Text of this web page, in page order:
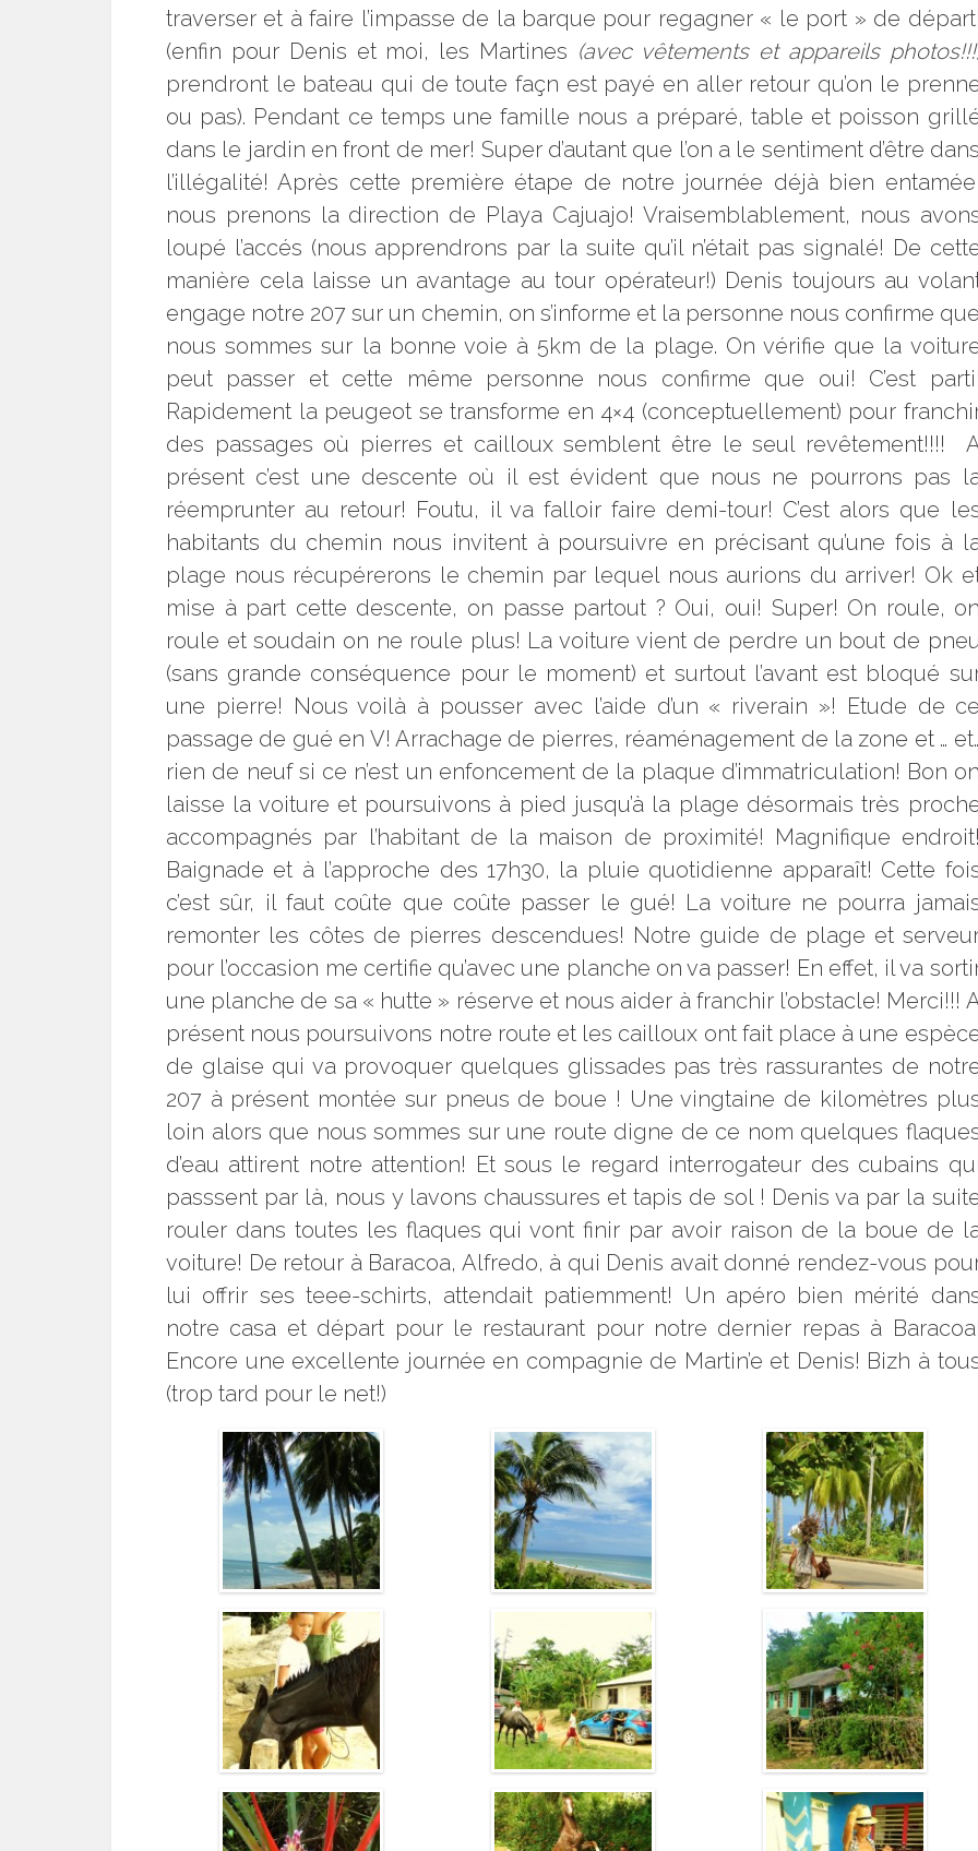
traverser et à faire l’impasse de la barque pour regagner « le port » de départ!
(enfin pour Denis et moi, les Martines (avec vêtements et appareils
prendront le bateau qui de toute façn est payé en aller retour qu’on le
ou pas). Pendant ce temps une famille nous a préparé, table et poisson
dans le jardin en front de mer! Super d’autant que l’on a le sentiment d’être dans
l’illégalité! Après cette première étape de notre journée déjà bien entamée,
nous prenons la direction de Playa Cajuajo! Vraisemblablement, nous
loupé l’accés (nous apprendrons par la suite qu’il n’était pas signalé! De
manière cela laisse un avantage au tour opérateur!) Denis toujours au
engage notre 207 sur un chemin, on s’informe et la personne nous confirme que
nous sommes sur la bonne voie à 5km de la plage. On vérifie que la
peut passer et cette même personne nous confirme que oui! C’est parti!
Rapidement la peugeot se transforme en 4×4 (conceptuellement) pour
des passages où pierres et cailloux semblent être le seul revêtement!!!!
présent c’est une descente où il est évident que nous ne pourrons pas
réemprunter au retour! Foutu, il va falloir faire demi-tour! C’est alors que
habitants du chemin nous invitent à poursuivre en précisant qu’une fois à
plage nous récupérerons le chemin par lequel nous aurions du arriver! Ok
mise à part cette descente, on passe partout ? Oui, oui! Super! On roule, on
roule et soudain on ne roule plus! La voiture vient de perdre un bout de pneu
(sans grande conséquence pour le moment) et surtout l’avant est bloqué
une pierre! Nous voilà à pousser avec l’aide d’un « riverain »! Etude de ce
passage de gué en V! Arrachage de pierres, réaménagement de la zone et …
rien de neuf si ce n’est un enfoncement de la plaque d’immatriculation! Bon on
laisse la voiture et poursuivons à pied jusqu’à la plage désormais très
accompagnés par l’habitant de la maison de proximité! Magnifique endroit!
Baignade et à l’approche des 17h30, la pluie quotidienne apparaît! Cette
c’est sûr, il faut coûte que coûte passer le gué! La voiture ne pourra
remonter les côtes de pierres descendues! Notre guide de plage et
pour l’occasion me certifie qu’avec une planche on va passer! En effet, il va
une planche de sa « hutte » réserve et nous aider à franchir l’obstacle! Merci!!!
présent nous poursuivons notre route et les cailloux ont fait place à une
de glaise qui va provoquer quelques glissades pas très rassurantes de
207 à présent montée sur pneus de boue ! Une vingtaine de kilomètres
loin alors que nous sommes sur une route digne de ce nom quelques
d’eau attirent notre attention! Et sous le regard interrogateur des cubains qui
passsent par là, nous y lavons chaussures et tapis de sol ! Denis va par la
rouler dans toutes les flaques qui vont finir par avoir raison de la boue de
voiture! De retour à Baracoa, Alfredo, à qui Denis avait donné rendez-vous
lui offrir ses teee-schirts, attendait patiemment! Un apéro bien mérité
notre casa et départ pour le restaurant pour notre dernier repas à Baracoa!
Encore une excellente journée en compagnie de Martin’e et Denis! Bizh à
(trop tard pour le net!)